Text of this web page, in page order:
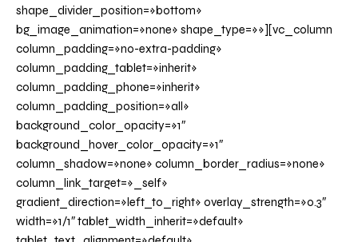
shape_divider_position=»bottom»
bg_image_animation=»none» shape_type=»»][vc_column
column_padding=»no-extra-padding»
column_padding_tablet=»inherit»
column_padding_phone=»inherit»
column_padding_position=»all»
background_color_opacity=»1″
background_hover_color_opacity=»1″
column_shadow=»none» column_border_radius=»none»
column_link_target=»_self»
gradient_direction=»left_to_right» overlay_strength=»0.3″
width=»1/1″ tablet_width_inherit=»default»